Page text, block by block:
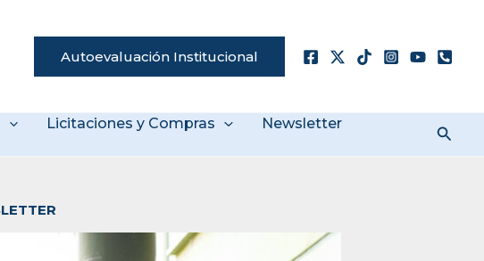
Autoevaluación Institucional
Licitaciones y Compras
Newsletter